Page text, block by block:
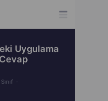
Uygulama
Sınıf